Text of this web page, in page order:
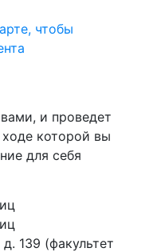
чтобы
и проведет
которой вы
для себя
139 (факультет